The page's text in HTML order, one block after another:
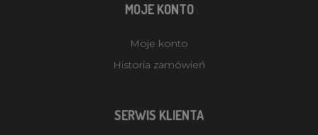
MOJE KONTO
Moje konto
Historia zamówień
SERWIS KLIENTA